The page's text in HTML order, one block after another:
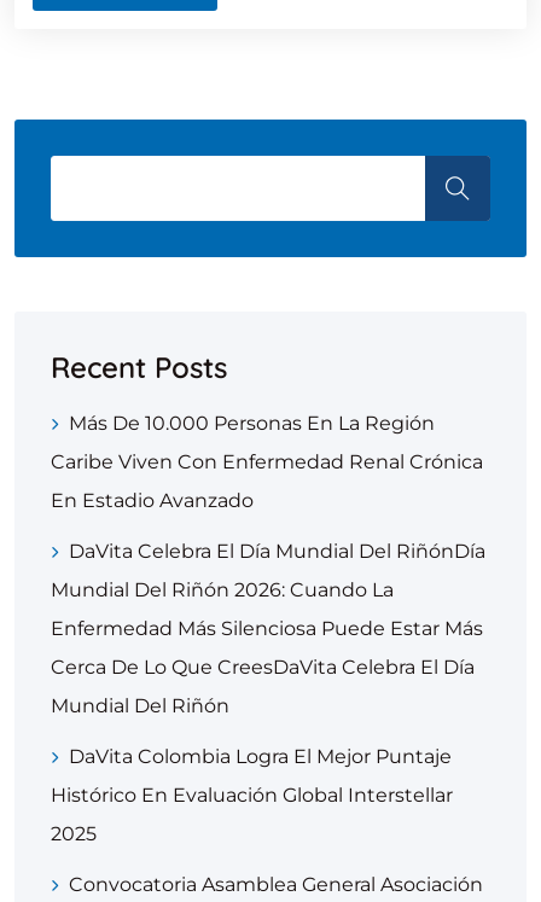
Recent Posts
Más De 10.000 Personas En La Región
Caribe Viven Con Enfermedad Renal Crónica
En Estadio Avanzado
DaVita Celebra El Día Mundial Del RiñónDía
Mundial Del Riñón 2026: Cuando La
Enfermedad Más Silenciosa Puede Estar Más
Cerca De Lo Que CreesDaVita Celebra El Día
Mundial Del Riñón
DaVita Colombia Logra El Mejor Puntaje
Histórico En Evaluación Global Interstellar
2025
Convocatoria Asamblea General Asociación